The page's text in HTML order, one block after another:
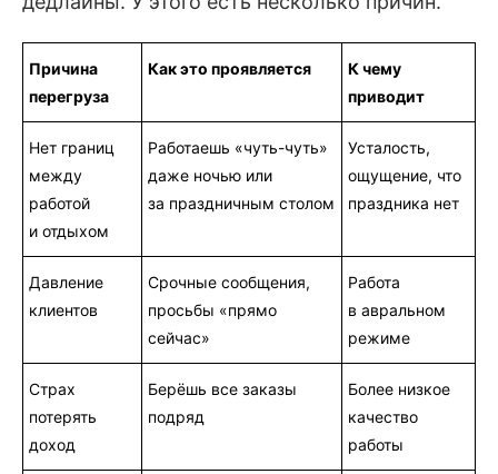
Причина
перегруза
Как это проявляется
К чему
приводит
Нет границ
между
работой
и отдыхом
Работаешь «чуть-чуть»
даже ночью или
за праздничным столом
Усталость,
ощущение, что
праздника нет
Давление
клиентов
Срочные сообщения,
просьбы «прямо
сейчас»
Работа
в авральном
режиме
Страх
потерять
доход
Берёшь все заказы
подряд
Более низкое
качество
работы